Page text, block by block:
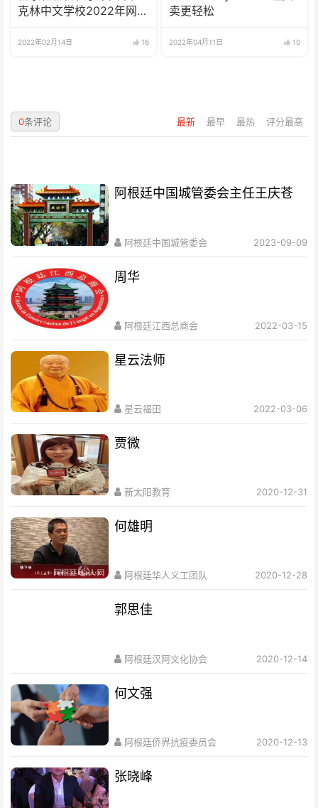
克林中文学校2022年网校
2022年02月14日 16
卖更轻松
2022年04月11日 10
最新 最早 最热 评分最高
0条评论
阿根廷中国城管委会主任王庆苍
阿根廷中国城管委会 2023-09-09
周华
阿根廷江西总商会 2022-03-15
星云法师
星云福田 2022-03-06
贾微
新太阳教育 2020-12-31
何雄明
阿根廷华人义工团队 2020-12-28
郭思佳
阿根廷汉阿文化协会 2020-12-14
何文强
阿根廷侨界抗疫委员会 2020-12-13
张晓峰